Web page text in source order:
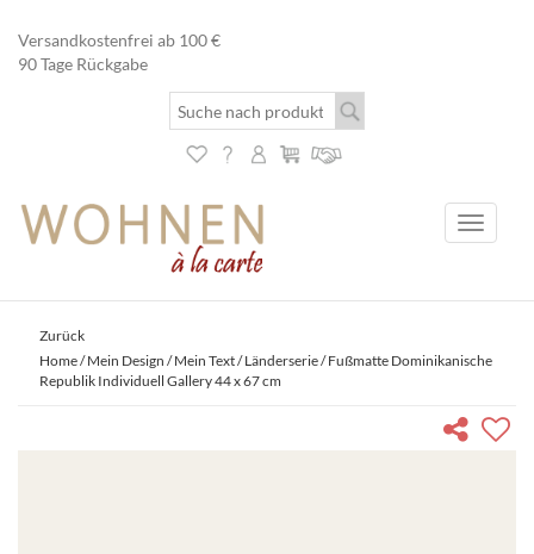
Versandkostenfrei ab 100 €
90 Tage Rückgabe
Toggle
Zurück
Home/Mein Design / Mein Text/Länderserie/ Fußmatte Dominikanische
Republik Individuell Gallery 44 x 67 cm